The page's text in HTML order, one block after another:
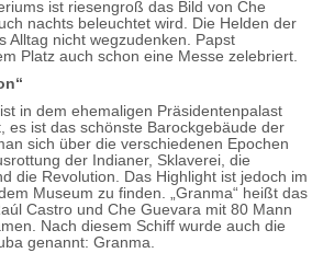
ist riesengroß das Bild von Che
nachts beleuchtet wird. Die Helden der
Alltag nicht wegzudenken. Papst
Platz auch schon eine Messe zelebriert.
in dem ehemaligen Präsidentenpalast
es ist das schönste Barockgebäude der
sich über die verschiedenen Epochen
der Indianer, Sklaverei, die
die Revolution. Das Highlight ist jedoch im
Museum zu finden. „Granma“ heißt das
Castro und Che Guevara mit 80 Mann
Nach diesem Schiff wurde auch die
genannt: Granma.